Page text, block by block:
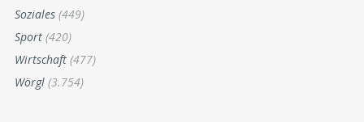
Soziales (449)
Sport (420)
Wirtschaft (477)
Wörgl (3.754)